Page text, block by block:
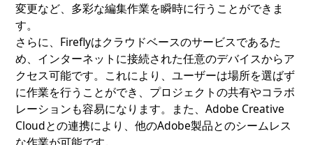
変更など、多彩な編集作業を瞬時に行うことができま
す。
さらに、Fireflyはクラウドベースのサービスであるた
め、インターネットに接続された任意のデバイスからア
クセス可能です。これにより、ユーザーは場所を選ばず
に作業を行うことができ、プロジェクトの共有やコラボ
レーションも容易になります。また、Adobe Creative
Cloudとの連携により、他のAdobe製品とのシームレス